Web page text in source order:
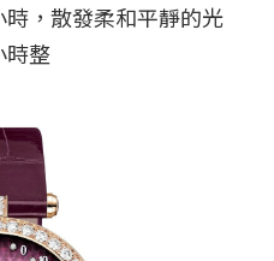
，散發柔和平靜的光
時整